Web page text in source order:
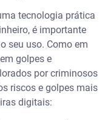
tecnologia prática
é importante
seu uso. Como em
golpes e
por criminosos
riscos e golpes mais
digitais: